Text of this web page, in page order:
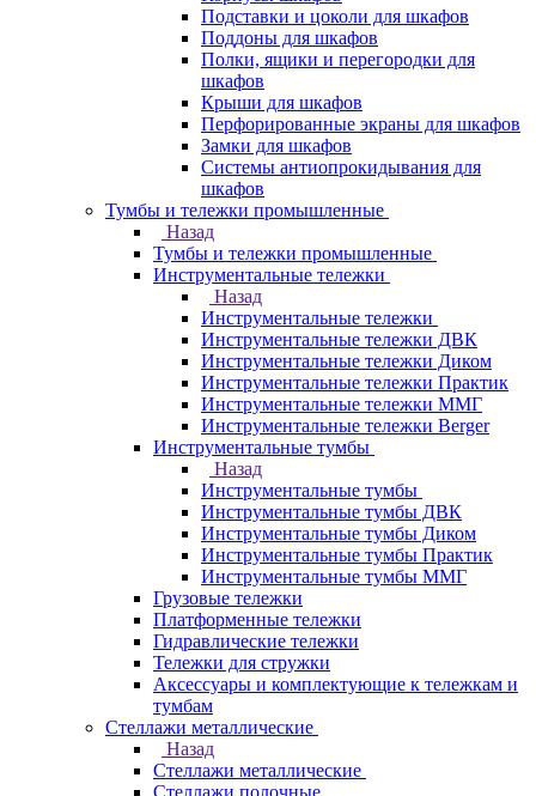
Подставки и цоколи для шкафов
Поддоны для шкафов
Полки, ящики и перегородки для
шкафов
Крыши для шкафов
Перфорированные экраны для шкафов
Замки для шкафов
Системы антиопрокидывания для
шкафов
Тумбы и тележки промышленные
Назад
Тумбы и тележки промышленные
Инструментальные тележки
Назад
Инструментальные тележки
Инструментальные тележки ДВК
Инструментальные тележки Диком
Инструментальные тележки Практик
Инструментальные тележки ММГ
Инструментальные тележки Berger
Инструментальные тумбы
Назад
Инструментальные тумбы
Инструментальные тумбы ДВК
Инструментальные тумбы Диком
Инструментальные тумбы Практик
Инструментальные тумбы ММГ
Грузовые тележки
Платформенные тележки
Гидравлические тележки
Тележки для стружки
Аксесcуары и комплектующие к тележкам и
тумбам
Стеллажи металлические
Назад
Стеллажи металлические
Стеллажи полочные